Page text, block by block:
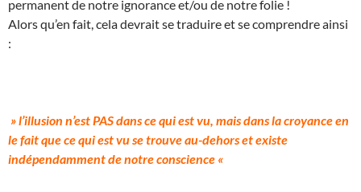
permanent de notre ignorance et/ou de notre folie !
Alors qu’en fait, cela devrait se traduire et se comprendre ainsi
:
» l’illusion n’est PAS dans ce qui est vu, mais dans la croyance en
le fait que ce qui est vu se trouve au-dehors et existe
indépendamment de notre conscience «